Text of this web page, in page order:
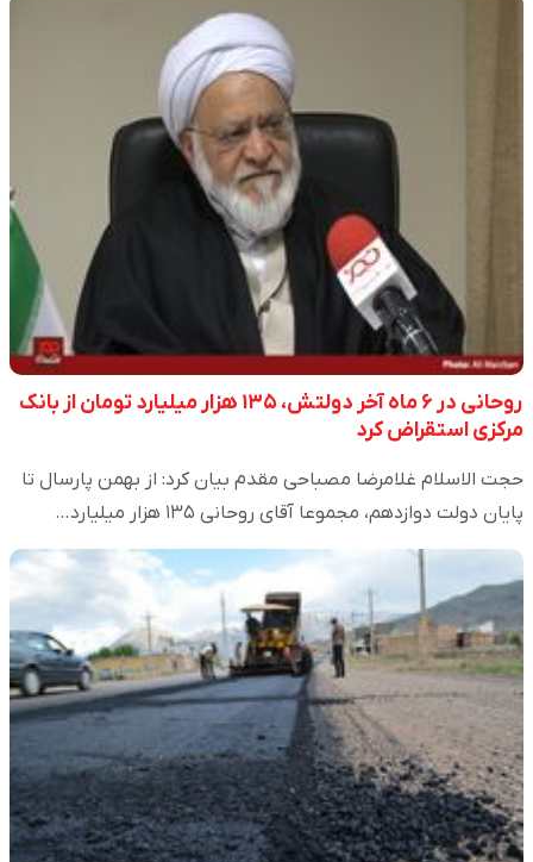
روحانی در ۶ ماه آخر دولتش، ۱۳۵ هزار میلیارد تومان از بانک
مرکزی استقراض کرد
حجت الاسلام غلامرضا مصباحی مقدم بیان کرد: از بهمن پارسال تا
پایان دولت دوازدهم، مجموعا آقای روحانی ۱۳۵ هزار میلیارد…